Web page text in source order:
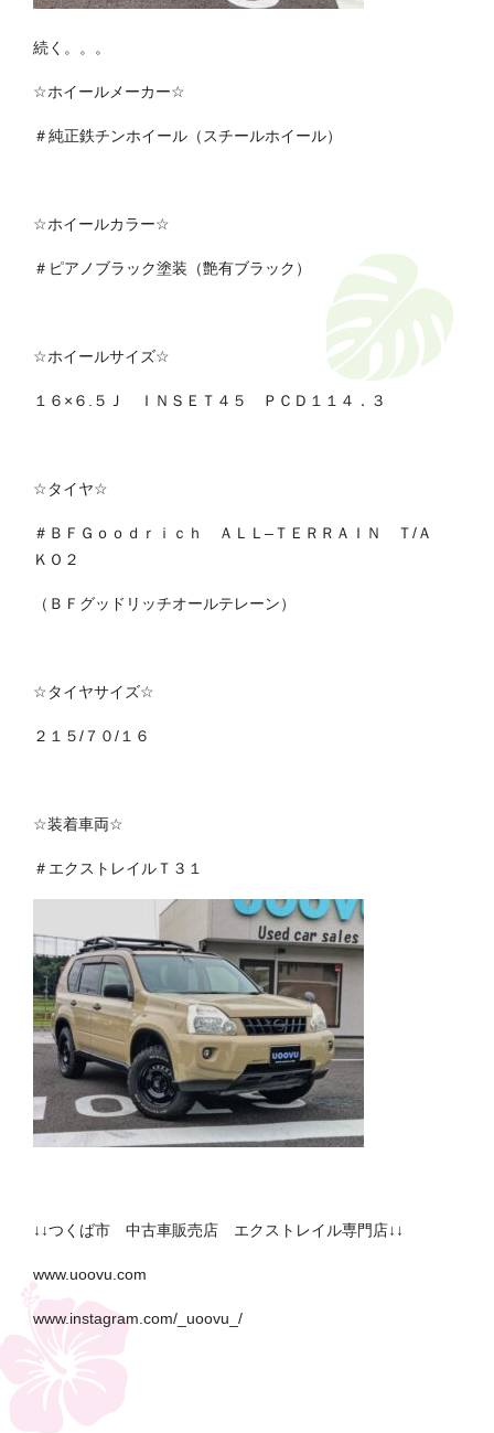
続く。。。
☆ホイールメーカー☆
＃純正鉄チンホイール（スチールホイール）
☆ホイールカラー☆
＃ピアノブラック塗装（艶有ブラック）
☆ホイールサイズ☆
１６ ×６.５ Ｊ ＩＮＳＥＴ４５ ＰＣＤ１１４．３
☆タイヤ☆
＃ＢＦＧｏｏｄｒｉｃｈ ＡＬＬ –ＴＥＲＲＡＩＮ Ｔ/Ａ
ＫＯ２
（ＢＦグッドリッチオールテレーン）
☆タイヤサイズ☆
２１５/ ７０/１６
☆装着車両☆
＃エクストレイルＴ３１
↓↓つくば市 中古車販売店 エクストレイル専門店↓↓
www.uoovu.com
www.instagram.com/_uoovu_/